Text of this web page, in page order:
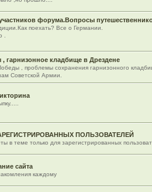
форума.Вопросы
поехать? Все о Германии.
.
гарнизонное кладбище в Дрездене
, проблемы сохранения гарнизонного
Советской Армии.
ПОЛЬЗОВАТЕЛЕЙ
в теме только для зарегистрированных
сайта
каждому